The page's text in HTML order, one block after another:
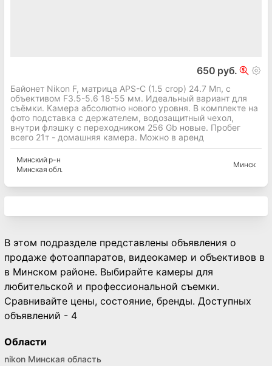
650 руб.
Байонет Nikon F, матрица APS-C (1.5 crop) 24.7 Мп, с
объективом F3.5-5.6 18-55 мм. Идеальный вариант для
съёмки. Камера абсолютно нового уровня. В комплекте на
фото подставка с держателем, водозащитный чехол,
внутри флэшку с переходником 256 Gb новые. Пробег
всего 21т - домашняя камера. Можно в аренд
Минскийр-н
Минская обл.
Минск
В этом подразделе представлены объявления о
продаже фотоаппаратов, видеокамер и объективов в
в Минском районе. Выбирайте камеры для
любительской и профессиональной съемки.
Сравнивайте цены, состояние, бренды. Доступных
объявлений - 4
Области
nikon Минская область